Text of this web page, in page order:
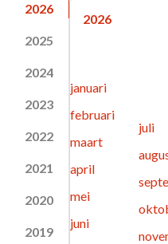
2026
2025
2024
2023
2022
2021
2020
2019
2026
januari
februari
maart
april
mei
juni
juli